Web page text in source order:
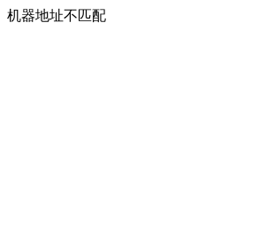
机器地址不匹配